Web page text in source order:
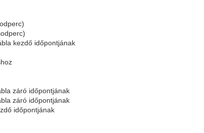
kezdő időpontjának
záró időpontjának
záró időpontjának
időpontjának